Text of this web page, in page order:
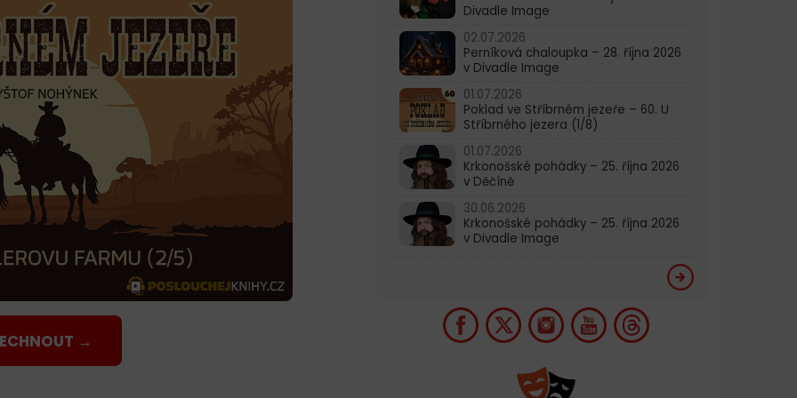
→
Divadle Image
02.07.2026
Perníková chaloupka – 28. října 2026
v Divadle Image
01.07.2026
Poklad ve Stříbrném jezeře – 60. U
Stříbrného jezera (1/8)
01.07.2026
Krkonošské pohádky – 25. října 2026
v Děčíně
30.06.2026
Krkonošské pohádky – 25. října 2026
v Divadle Image